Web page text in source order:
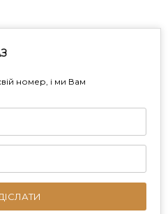
номер, і ми Вам